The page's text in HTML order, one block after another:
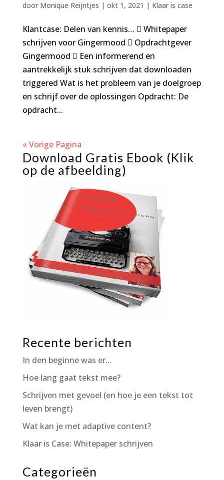
door Monique Reijntjes | okt 1, 2021 | Klaar is case
Klantcase: Delen van kennis…  Whitepaper
schrijven voor Gingermood  Opdrachtgever
Gingermood  Een informerend en
aantrekkelijk stuk schrijven dat downloaden
triggered Wat is het probleem van je doelgroep
en schrijf over de oplossingen Opdracht: De
opdracht...
« Vorige Pagina
Download Gratis Ebook (Klik
op de afbeelding)
Recente berichten
In den beginne was er…
Hoe lang gaat tekst mee?
Schrijven met gevoel (en hoe je een tekst tot
leven brengt)
Wat kan je met adaptive content?
Klaar is Case: Whitepaper schrijven
Categorieën